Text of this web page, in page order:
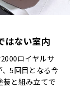
はない室内
ロイヤルサ
5回目となる今
装と組み立てで